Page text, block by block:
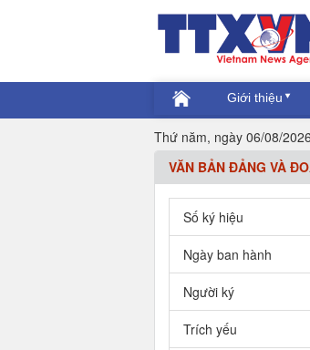
Giới thiệu
Thứ năm, ngày 06/08/2026
VĂN BẢN ĐẢNG VÀ
Số ký hiệu
Ngày ban hành
Người ký
Trích yếu